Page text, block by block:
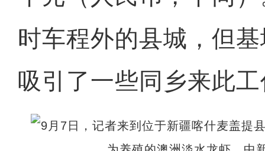
时车程外的县城，但
吸引了一些同乡来此